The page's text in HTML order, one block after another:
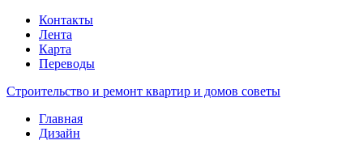
Контакты
Лента
Карта
Переводы
Строительство и ремонт квартир и домов советы
Главная
Дизайн